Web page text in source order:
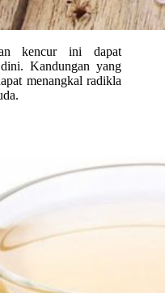
kencur ini dapat
Kandungan yang
menangkal radikla